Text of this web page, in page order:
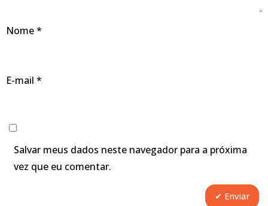
Nome*
E-mail *
Salvar meus dados neste navegador para a próxima
vez que eu comentar.